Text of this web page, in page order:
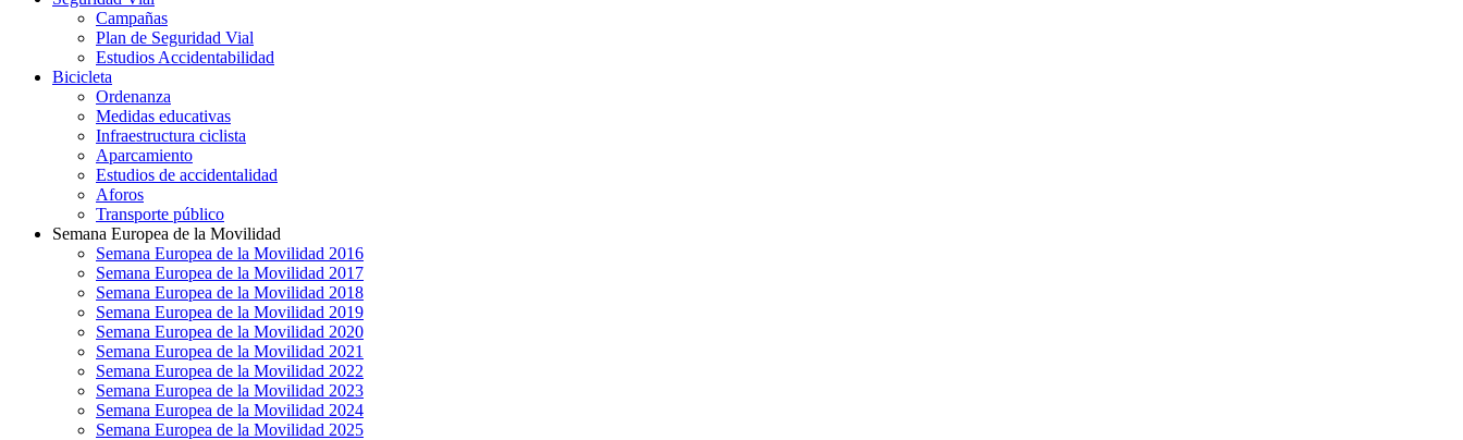
Campañas
Plan de Seguridad Vial
Estudios Accidentabilidad
Bicicleta
Ordenanza
Medidas educativas
Infraestructura ciclista
Aparcamiento
Estudios de accidentalidad
Aforos
Transporte público
Semana Europea de la Movilidad
Semana Europea de la Movilidad 2016
Semana Europea de la Movilidad 2017
Semana Europea de la Movilidad 2018
Semana Europea de la Movilidad 2019
Semana Europea de la Movilidad 2020
Semana Europea de la Movilidad 2021
Semana Europea de la Movilidad 2022
Semana Europea de la Movilidad 2023
Semana Europea de la Movilidad 2024
Semana Europea de la Movilidad 2025